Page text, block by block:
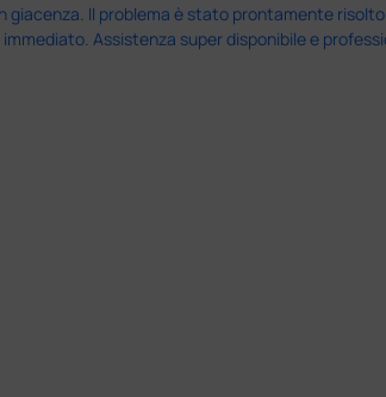
Il problema è stato prontamente
Assistenza super disponibile e